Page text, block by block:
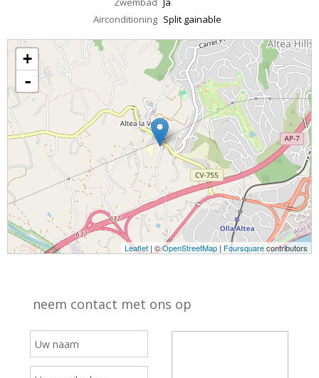
Airconditioning Split gainable
+
-
Leaflet | ©OpenStreetMap | Foursquarecontributors
neem contact met ons op